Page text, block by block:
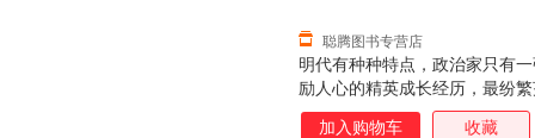
明代有种种特点，政治家只有
励人心的精英成长经历，最纷
典之作，学术大师朱东润巨制。
聪腾图书专营店
加入购物车 收藏